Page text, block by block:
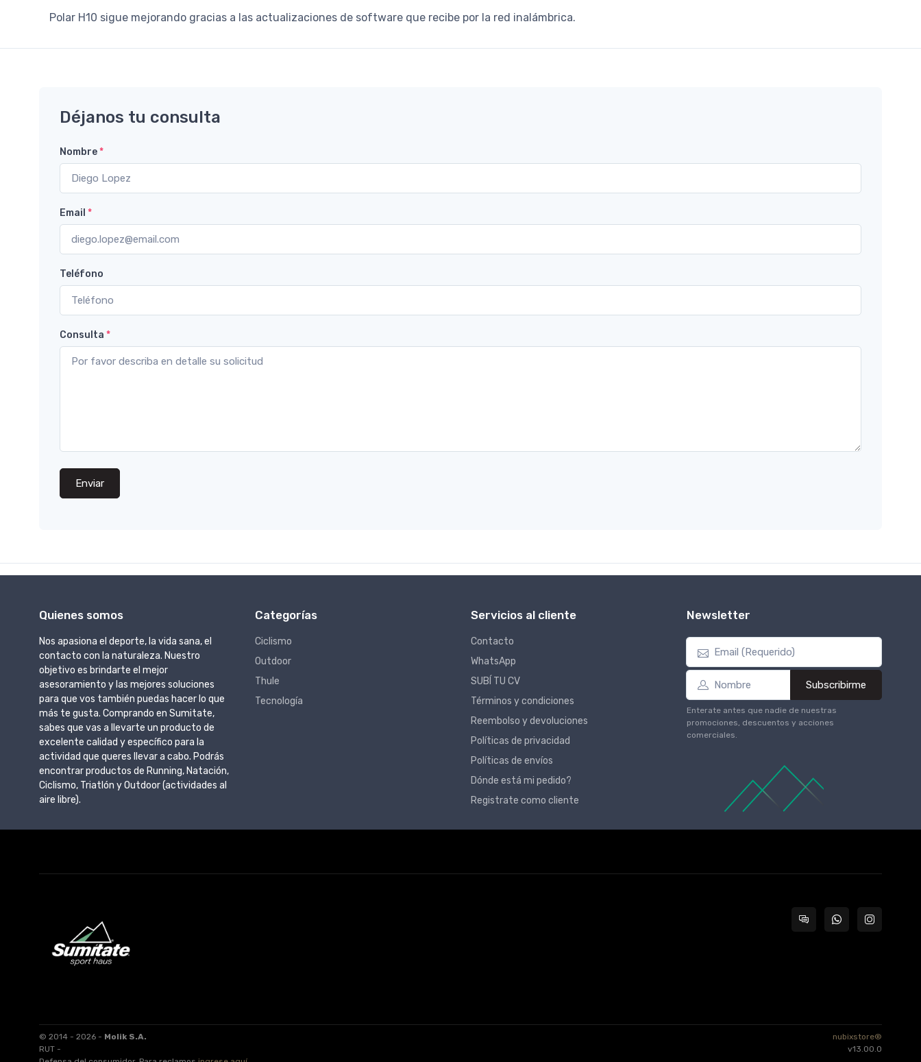
Polar H10 sigue mejorando gracias a las actualizaciones de software que recibe por la red inalámbrica.
Déjanos tu consulta
Nombre*
Email *
Teléfono
Consulta *
Enviar
Quienes somos
Nos apasiona el deporte, la vida sana, el
contacto con la naturaleza. Nuestro
objetivo es brindarte el mejor
asesoramiento y las mejores soluciones
para que vos también puedas hacer lo que
más te gusta. Comprando en Sumitate,
sabes que vas a llevarte un producto de
excelente calidad y específico para la
actividad que queres llevar a cabo. Podrás
encontrar productos de Running, Natación,
Ciclismo, Triatlón y Outdoor (actividades al
aire libre).
Categorías
Ciclismo
Outdoor
Thule
Tecnología
Servicios al cliente
Contacto
WhatsApp
SUBÍ TU CV
Términos y condiciones
Reembolso y devoluciones
Políticas de privacidad
Políticas de envíos
Dónde está mi pedido?
Registrate como cliente
Newsletter
Subscribirme
Enterate antes que nadie de nuestras
promociones, descuentos y acciones
comerciales.
© 2014 - 2026 - Molik S.A.
RUT -
nubixstore®
v13.00.0